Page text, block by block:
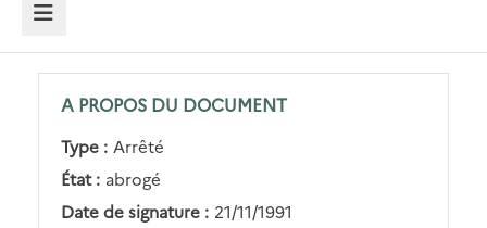
MENU
A PROPOS DU DOCUMENT
Type : Arrêté
État : abrogé
Date de signature : 21/11/1991